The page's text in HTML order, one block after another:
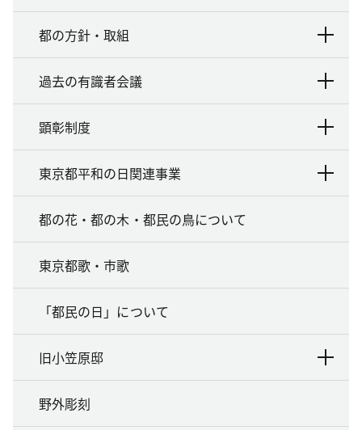
都の方針・取組
過去の有識者会議
顕彰制度
東京都平和の日関連事業
都の花・都の木・都民の鳥について
東京都歌・市歌
「都民の日」について
旧小笠原邸
野外彫刻